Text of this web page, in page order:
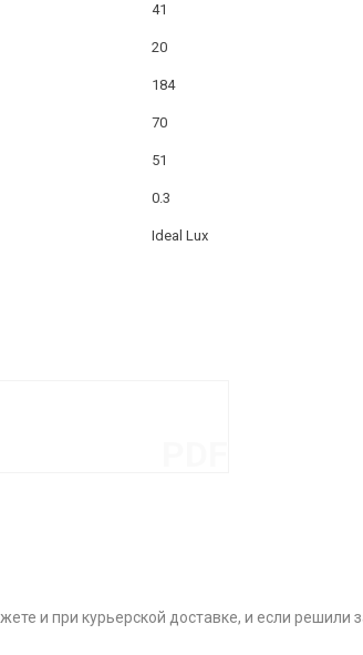
41
20
184
70
51
0.3
Ideal Lux
и при курьерской доставке, и если решили